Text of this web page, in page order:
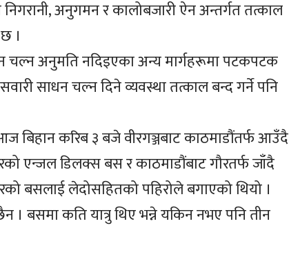
अनुगमन र कालोबजारी ऐन अन्तर्गत तत्काल
।
चल्न अनुमति नदिइएका अन्य मार्गहरूमा पटकपटक
साधन चल्न दिने व्यवस्था तत्काल बन्द गर्ने पनि
बिहान करिब ३ बजे वीरगञ्जबाट काठमाडौंतर्फ आउँदै
एन्जल डिलक्स बस र काठमाडौंबाट गौरतर्फ जाँदै
बसलाई लेदोसहितको पहिरोले बगाएको थियो ।
बसमा कति यात्रु थिए भन्ने यकिन नभए पनि तीन